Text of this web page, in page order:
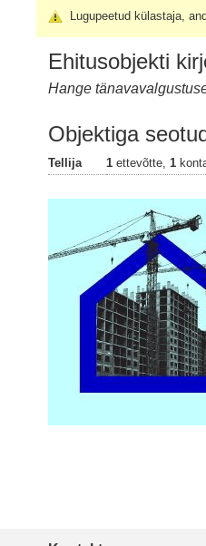
Lugupeetud külastaja,
Ehitusobjekti
Hange
Objektiga
Tellija 1 ettevõtte, 1